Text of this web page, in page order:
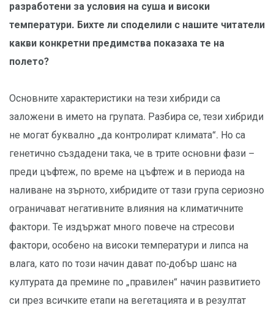
разработени за условия на суша и високи
температури. Бихте ли споделили с нашите читатели
какви конкретни предимства показаха те на
полето?
Основните характеристики на тези хибриди са
заложени в името на групата. Разбира се, тези хибриди
не могат буквално „да контролират климата“. Но са
генетично създадени така, че в трите основни фази –
преди цъфтеж, по време на цъфтеж и в периода на
наливане на зърното, хибридите от тази група сериозно
ограничават негативните влияния на климатичните
фактори. Те издържат много повече на стресови
фактори, особено на високи температури и липса на
влага, като по този начин дават по-добър шанс на
културата да премине по „правилен“ начин развитието
си през всичките етапи на вегетацията и в резултат